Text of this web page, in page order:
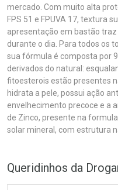
mercado. Com muito alta
FPS 51 e FPUVA 17, textura
apresentação em bastão
durante o dia. Para todos os
sua fórmula é composta por
derivados do natural:
fitoesterois estão presentes
hidrata a pele, possui ação
envelhecimento precoce e a
de Zinco, presente na
solar mineral, com estrutura
Queridinhos da